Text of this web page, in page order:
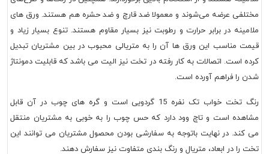
مختلفی عرضه می‌شوند و معمولا ضد قارچ و ضد حشره هم هستند. ورق های
ملامینه در برابر حرارت و رطوبت نیز بسیار مقاوم هستند. تنوع بسیار زیاد و
قیمت مناسب این ورق ها آن را به متریالی محبوب در بین مشتریان تبدیل
کرده است. اتصالات به کار رفته در تخت نیز الیت می باشد که قابلیت دمونتاژ
شدن را فراهم آورده است.
رنگ تخت خواب تک نفره 15 گردویی است و گره های چوب در آن قابل
مشاهده است و تاچ وود دارد که حس چوب را به خوبی به مشتریان منتقل
می کند. در نهایت باتوجه به سفارشی بودن محصول مشتریان می توانند این
تخت را در ابعاد، متریال و رنگ بندی متفاوت نیز سفارش دهند.